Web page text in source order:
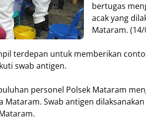
bertugas
acak yang
Mataram.
terdepan untuk memberikan
swab antigen.
personel Polsek Mataram
Mataram. Swab antigen